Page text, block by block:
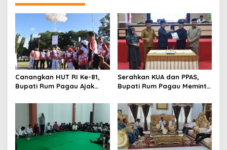
Canangkan HUT RI Ke-81,
Bupati Rum Pagau Ajak
Serahkan KUA dan PPAS,
Bupati Rum Pagau Meminta